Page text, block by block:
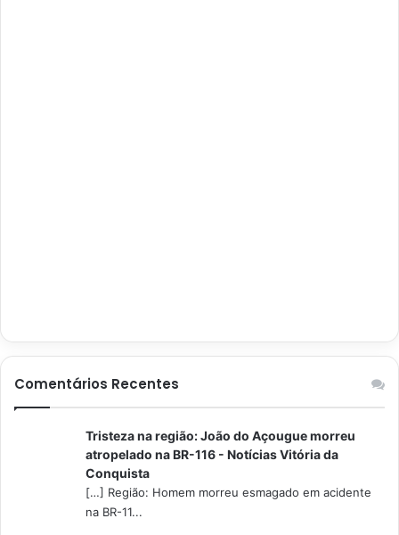
Comentários Recentes
Tristeza na região: João do Açougue morreu
atropelado na BR-116 - Notícias Vitória da
Conquista
[…] Região: Homem morreu esmagado em acidente
na BR-11...